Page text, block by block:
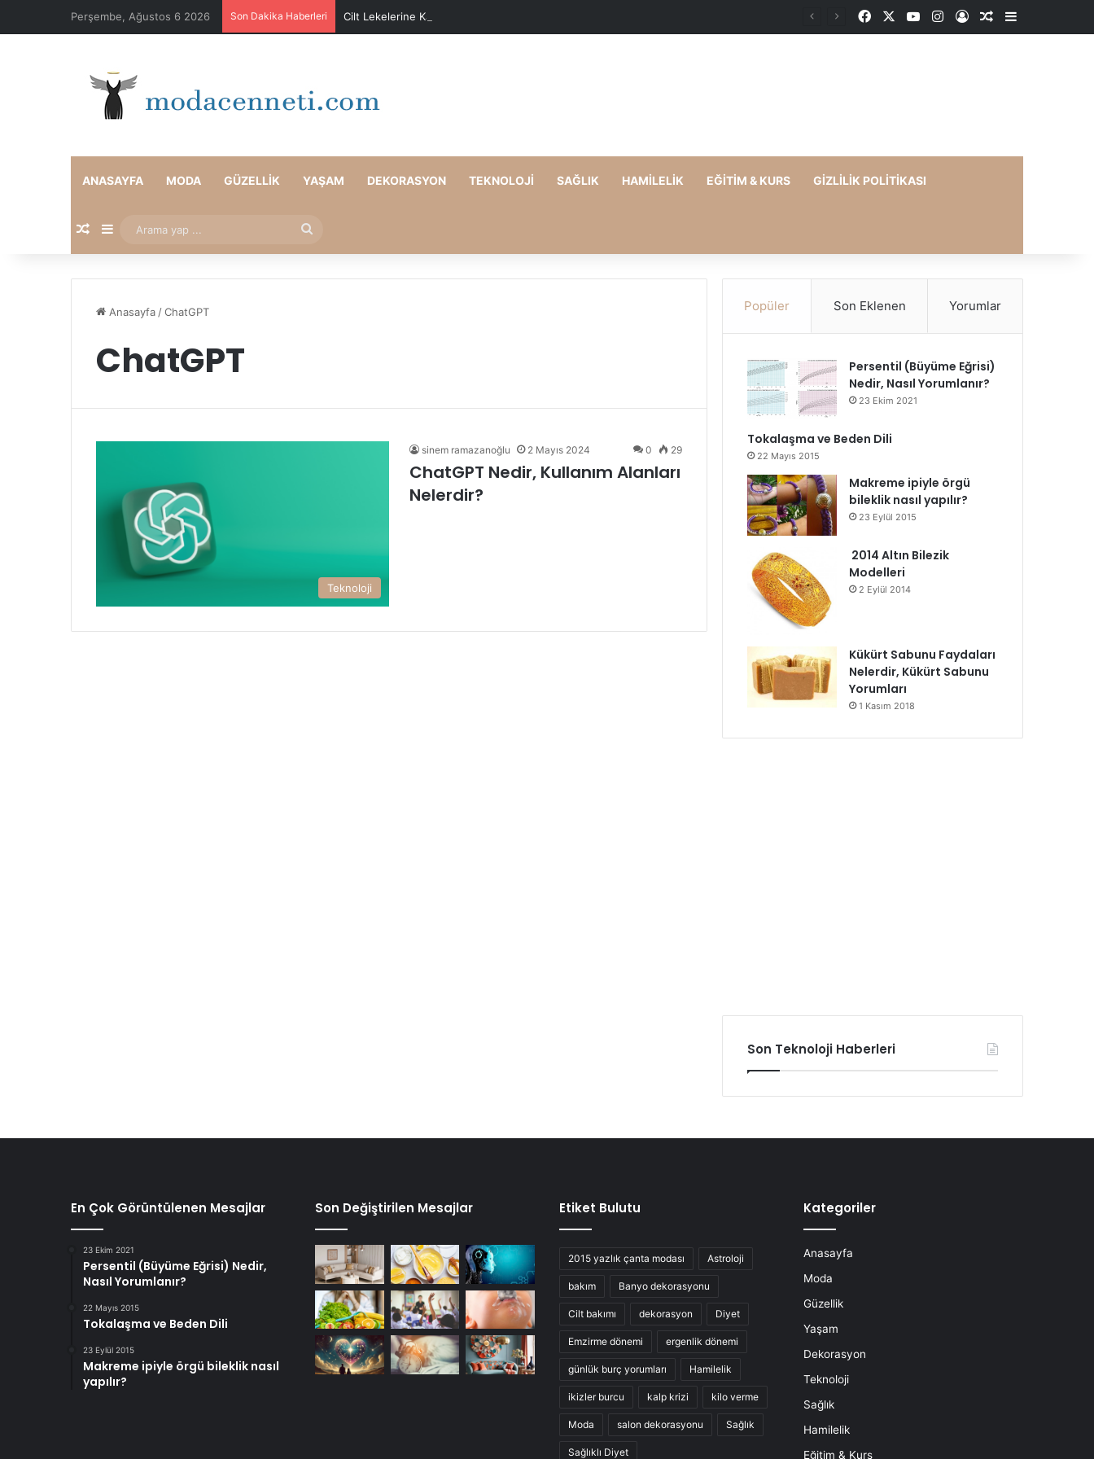
Perşembe, Ağustos 6 2026 Son Dakika Haberleri Cilt Lekelerine Karşı Evde Maske Önerileri FacebookYouTubeInstagram
Kayıt OlRastgele Makale
Kenar
ANASAYFA MODA GÜZELLIK YAŞAM DEKORASYON TEKNOLOJI SAĞLIK HAMILELIK EĞITIM & KURS GIZLILIK POLITIKASI
Rastgele Makale
Kenar Bölmesi
yap
Anasayfa /ChatGPT
ChatGPT
Teknoloji
sinem ramazanoğlu 2 Mayıs 2024 0 29
ChatGPT Nedir, Kullanım Alanları
Nelerdir?
Popüler Son Eklenen Yorumlar
Persentil (Büyüme Eğrisi)
Nedir, Nasıl Yorumlanır?
23 Ekim 2021
Tokalaşma ve Beden Dili
22 Mayıs 2015
Makreme ipiyle örgü
bileklik nasıl yapılır?
23 Eylül 2015
2014 Altın Bilezik
Modelleri
2 Eylül 2014
Kükürt Sabunu Faydaları
Nelerdir, Kükürt Sabunu
Yorumları
1 Kasım 2018
Son Teknoloji Haberleri
En Çok Görüntülenen Mesajlar
23 Ekim 2021
Persentil (Büyüme Eğrisi) Nedir,
Nasıl Yorumlanır?
22 Mayıs 2015
Tokalaşma ve Beden Dili
23 Eylül 2015
Makreme ipiyle örgü bileklik nasıl
yapılır?
Son Değiştirilen Mesajlar Etiket Bulutu
2015 yazlık çanta modası Astroloji
bakım Banyo dekorasyonu
Cilt bakımı dekorasyon Diyet
Emzirme dönemi ergenlik dönemi
günlük burç yorumları Hamilelik
ikizler burcu kalp krizi kilo verme
Moda salon dekorasyonu Sağlık
Sağlıklı Diyet
Kategoriler
Anasayfa
Moda
Güzellik
Yaşam
Dekorasyon
Teknoloji
Sağlık
Hamilelik
Eğitim & Kurs